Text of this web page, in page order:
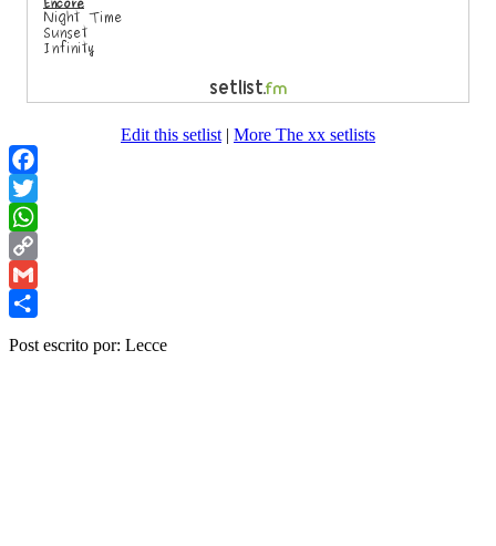
Edit this setlist | More The xx setlists
Facebook
Twitter
WhatsApp
Copy
Link
Gmail
Post escrito por: Lecce